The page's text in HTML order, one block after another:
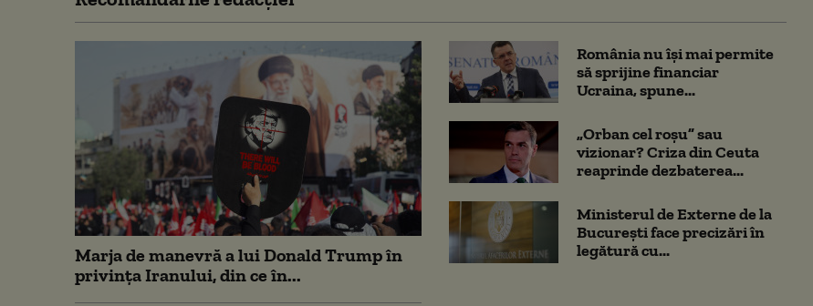
Marja de manevră a lui Donald Trump în
privința Iranului, din ce în...
România nu își mai permite
să sprijine financiar
Ucraina, spune...
„Orban cel roșu” sau
vizionar? Criza din Ceuta
reaprinde dezbaterea...
Ministerul de Externe de la
București face precizări în
legătură cu...